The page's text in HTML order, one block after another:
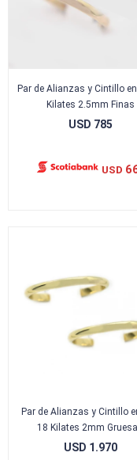
Par de Alianzas y Cintillo
Kilates 2.5mm Finas
USD 785
USD
Par de Alianzas y Cintillo
18 Kilates 2mm
USD 1.970